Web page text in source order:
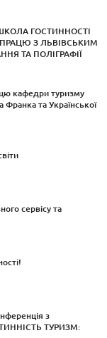
ГОСТИННОСТІ
З ЛЬВІВСЬКИМ
ТА ПОЛІГРАФІЇ
кафедри туризму
Франка та Української
сервісу та
з
ТУРИЗМ: